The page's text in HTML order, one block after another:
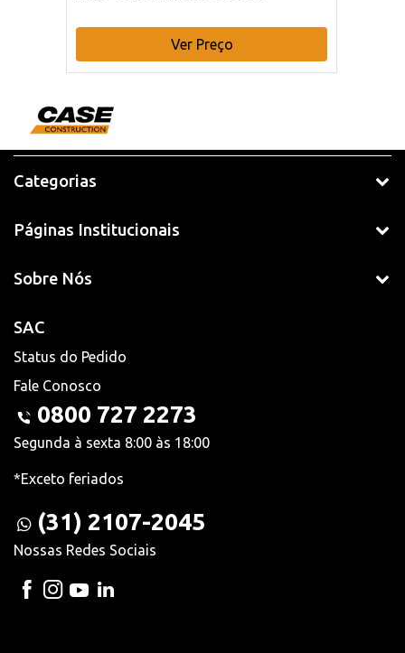
Ver Preço
Categorias
Páginas Institucionais
Sobre Nós
SAC
Status do Pedido
Fale Conosco
0800 727 2273
Segunda à sexta 8:00 às 18:00
*Exceto feriados
(31) 2107-2045
Nossas Redes Sociais